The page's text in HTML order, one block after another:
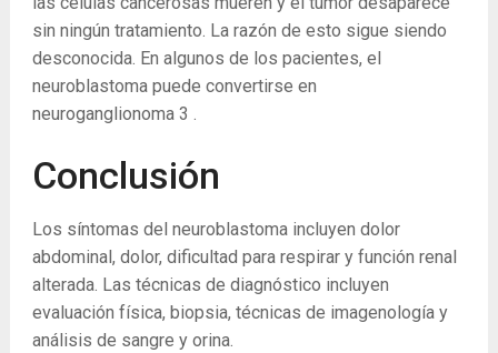
sin ningún tratamiento. La razón de esto sigue siendo
desconocida. En algunos de los pacientes, el
neuroblastoma puede convertirse en
neuroganglionoma 3 .
Conclusión
Los síntomas del neuroblastoma incluyen dolor
abdominal, dolor, dificultad para respirar y función renal
alterada. Las técnicas de diagnóstico incluyen
evaluación física, biopsia, técnicas de imagenología y
análisis de sangre y orina.